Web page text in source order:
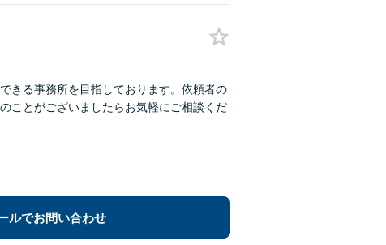
きる事務所を目指しております。依頼者の
ことがございましたらお気軽にご相談くだ
ルでお問い合わせ